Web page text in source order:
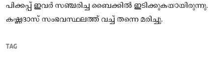
പിക്കപ്പ് ഇവർ സഞ്ചരിച്ച ബൈക്കിൽ ഇടിക്കുകയായിരുന്നു.
കഷ്ണദാസ് സംഭവസ്ഥലത്ത് വച്ച് തന്നെ മരിച്ചു.
TAG